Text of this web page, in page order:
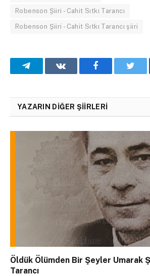
Robenson Şiiri - Cahit Sıtkı Tarancı
Robenson Şiiri - Cahit Sıtkı Tarancı şiiri
TelegramVKontakteFacebook
YAZARIN DIĞER ŞIIRLERI
Öldük Ölümden Bir Şeyler Umarak
Tarancı